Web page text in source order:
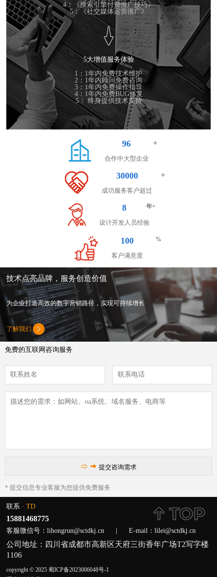
4：《搜索引擎付费推广技巧》
5：《社交媒体运营推广》
5大增值服务体验
1：1年内免费技术维护
2：1年内顾问免费咨询
3：1年内免费操作指导
4：1年内免费BUG修复
5： 终身提供技术支持
96
合作中大型企业
30000
成功服务客户超过
8
设计开发人员经验
100
客户满意度
技术点亮品牌，服务创造价值
为企业打造高效的数字营销路径，实现可持续增长
了解我们 
免费的互联网咨询服务
  提交咨询需求
* 提交信息专业客服为您提供免费服务
联系 ·TD
15881468775
客服微信号：lihongrun@sctdkj.cn E-mail：lilei@sctdkj.cn
公司地址：四川省成都市高新区天府三街香年广场T2写字楼
1106
copyright © 2025 蜀ICP备2023006048号-1